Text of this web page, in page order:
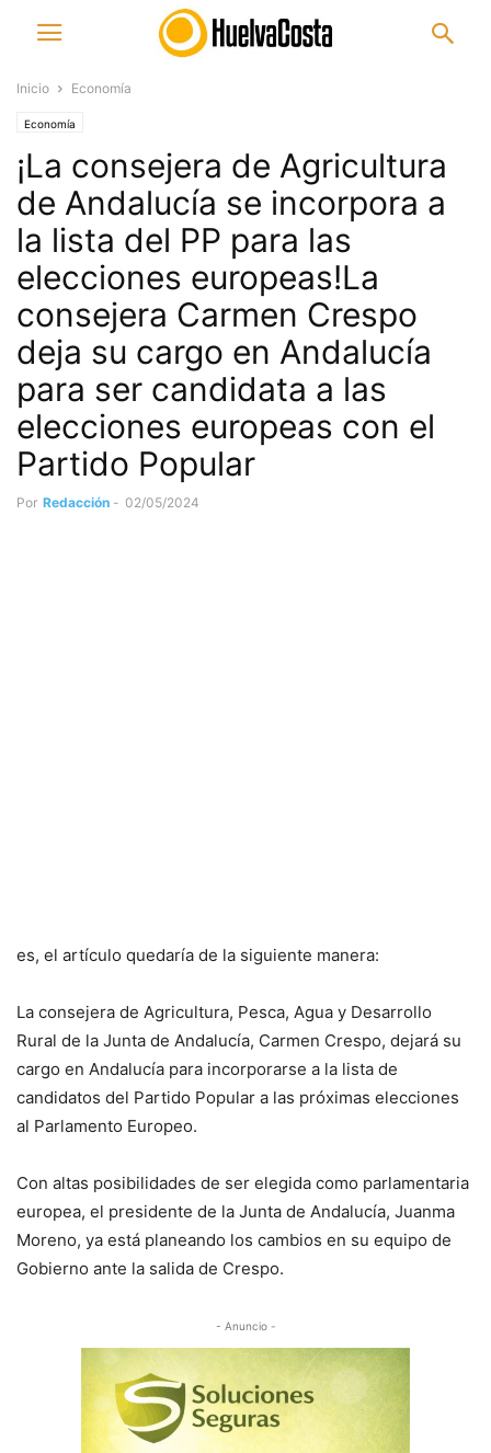
Inicio Economía
Economía
¡La consejera de Agricultura
de Andalucía se incorpora a
la lista del PP para las
elecciones europeas!La
consejera Carmen Crespo
deja su cargo en Andalucía
para ser candidata a las
elecciones europeas con el
Partido Popular
Por Redacción - 02/05/2024
es, el artículo quedaría de la siguiente manera:
La consejera de Agricultura, Pesca, Agua y Desarrollo
Rural de la Junta de Andalucía, Carmen Crespo, dejará su
cargo en Andalucía para incorporarse a la lista de
candidatos del Partido Popular a las próximas elecciones
al Parlamento Europeo.
Con altas posibilidades de ser elegida como parlamentaria
europea, el presidente de la Junta de Andalucía, Juanma
Moreno, ya está planeando los cambios en su equipo de
Gobierno ante la salida de Crespo.
- Anuncio -